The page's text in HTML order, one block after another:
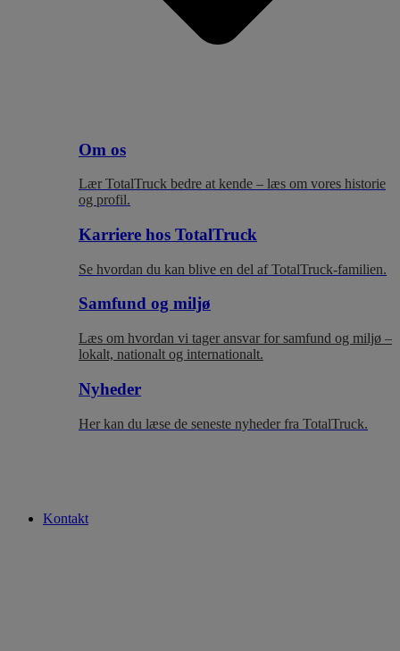
Om os
Lær TotalTruck bedre at kende – læs om vores historie
og profil.
Karriere hos TotalTruck
Se hvordan du kan blive en del af TotalTruck-familien.
Samfund og miljø
Læs om hvordan vi tager ansvar for samfund og miljø –
lokalt, nationalt og internationalt.
Nyheder
Her kan du læse de seneste nyheder fra TotalTruck.
Kontakt